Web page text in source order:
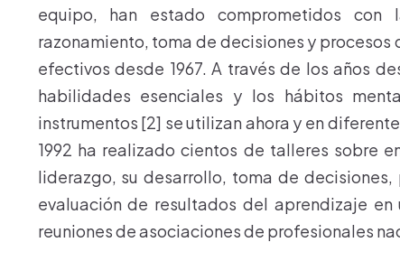
equipo, han estado comprometidos
razonamiento, toma de decisiones y
efectivos desde 1967. A través de los años
habilidades esenciales y los hábitos
instrumentos [2] se utilizan ahora y en
1992 ha realizado cientos de talleres sobre
liderazgo, su desarrollo, toma de
evaluación de resultados del aprendizaje
reuniones de asociaciones de profesionales